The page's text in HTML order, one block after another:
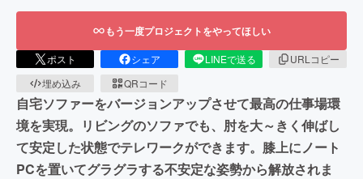
もう一度プロジェクトをやってほしい
ポスト シェア LINEで送る
URLコピー
埋め込み
QRコード
自宅ソファーをバージョンアップさせて最高の仕事場環
境を実現。リビングのソファでも、肘を大～きく伸ばし
て安定した状態でテレワークができます。膝上にノート
PCを置いてグラグラする不安定な姿勢から解放されま